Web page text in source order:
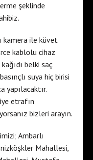
şeklinde
kamera ile küvet
kablolu cihaz
belki saç
suya hiç birisi
yapılacaktır.
etrafın
bizleri arayın.
Ambarlı
Mahallesi,